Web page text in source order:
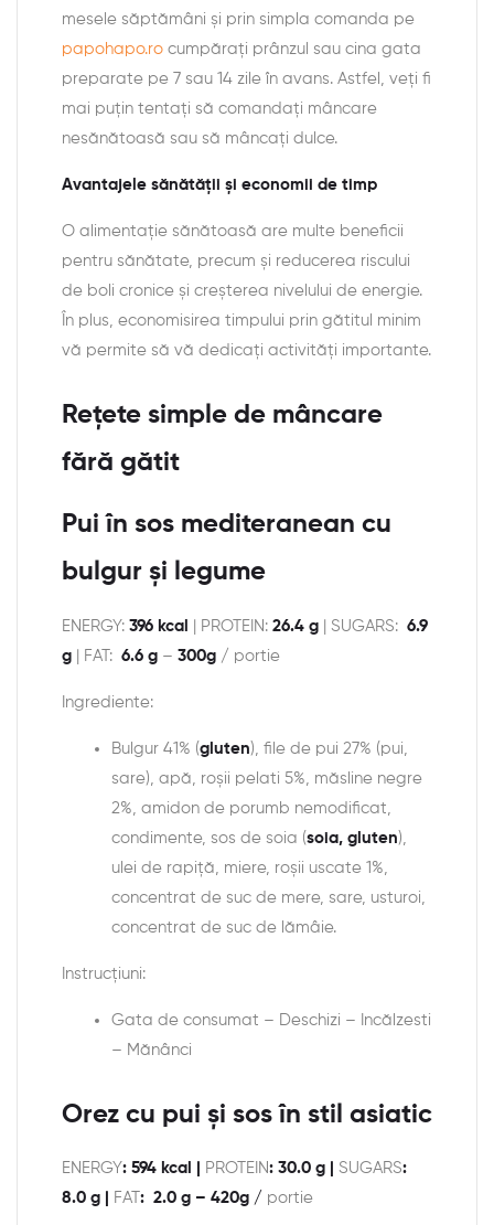
mesele săptămâni și prin simpla comanda pe
papohapo.ro cumpărați prânzul sau cina gata
preparate pe 7 sau 14 zile în avans. Astfel, veți fi
mai puțin tentați să comandați mâncare
nesănătoasă sau să mâncați dulce.
Avantajele sănătății și economii de timp
O alimentație sănătoasă are multe beneficii
pentru sănătate, precum și reducerea riscului
de boli cronice și creșterea nivelului de energie.
În plus, economisirea timpului prin gătitul minim
vă permite să vă dedicați activități importante.
Rețete simple de mâncare
fără gătit
Pui în sos mediteranean cu
bulgur și legume
ENERGY: 396 kcal | PROTEIN: 26.4 g | SUGARS: 6.9
g | FAT: 6.6 g – 300g / portie
Ingrediente:
Bulgur 41% (gluten), file de pui 27% (pui,
sare), apă, roșii pelati 5%, măsline negre
2%, amidon de porumb nemodificat,
condimente, sos de soia (soia, gluten),
ulei de rapiță, miere, roșii uscate 1%,
concentrat de suc de mere, sare, usturoi,
concentrat de suc de lămâie.
Instrucțiuni:
Gata de consumat – Deschizi – Incălzesti
– Mănânci
Orez cu pui și sos în stil asiatic
ENERGY: 594 kcal | PROTEIN: 30.0 g | SUGARS:
8.0 g |
FAT : 2.0 g – 420g / portie